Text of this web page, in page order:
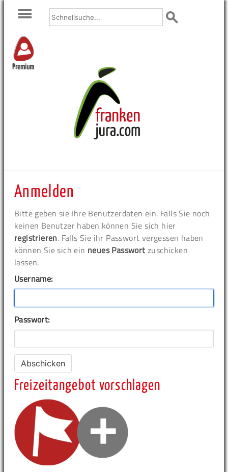
Premium
Anmelden
Bitte geben sie Ihre Benutzerdaten ein. Falls Sie noch
keinen Benutzer haben können Sie sich hier
registrieren. Falls Sie ihr Passwort vergessen haben
können Sie sich ein neues Passwort zuschicken
lassen.
Username:
Passwort:
Freizeitangebot vorschlagen